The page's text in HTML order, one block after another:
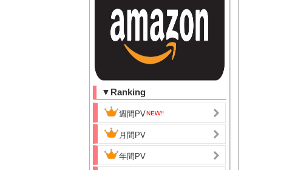
▼Ranking
週間PV
月間PV
年間PV